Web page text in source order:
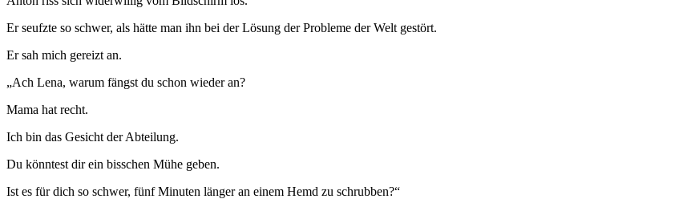
Er seufzte so schwer, als hätte man ihn bei der Lösung der Probleme der Welt gestört.
Er sah mich gereizt an.
„Ach Lena, warum fängst du schon wieder an?
Mama hat recht.
Ich bin das Gesicht der Abteilung.
Du könntest dir ein bisschen Mühe geben.
Ist es für dich so schwer, fünf Minuten länger an einem Hemd zu schrubben?“